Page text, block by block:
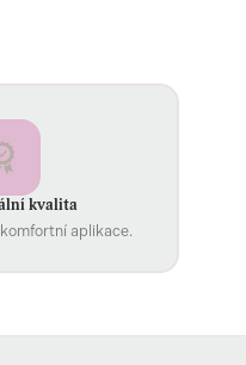
kvalita
aplikace.